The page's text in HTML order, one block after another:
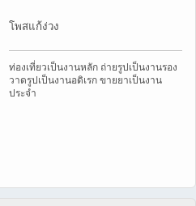
โพสแก้ง่วง
ท่องเที่ยวเป็นงานหลัก ถ่ายรูปเป็นงานรอง
วาดรูปเป็นงานอดิเรก ขายยาเป็นงาน
ประจำ